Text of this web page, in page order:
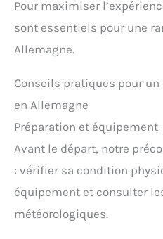
Pour maximiser
sont essentiels pour une
Allemagne.
Conseils pratiques pour
en Allemagne
Préparation et équipement
Avant le départ, notre
: vérifier sa condition
équipement et consulter
météorologiques.